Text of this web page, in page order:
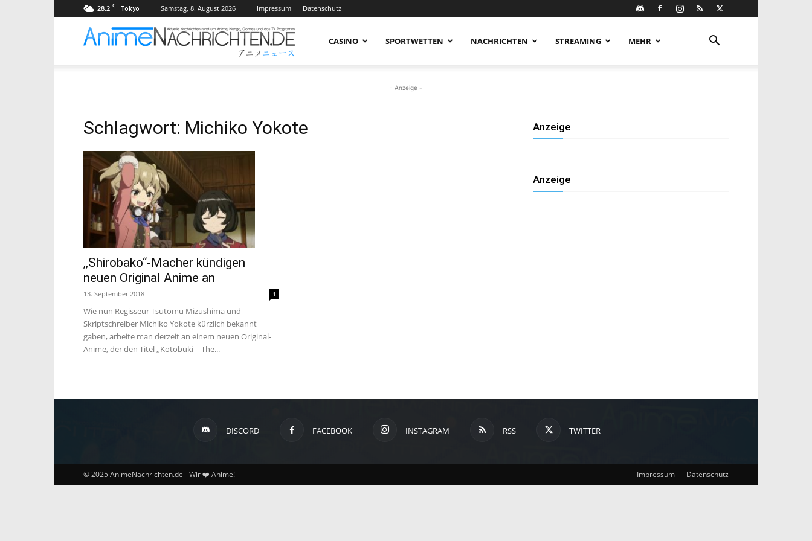
28.2 C Tokyo Samstag, 8. August 2026 Impressum Datenschutz
AnimeNachrichten
Aktuelle
CASINO SPORTWETTEN NACHRICHTEN STREAMING MEHR
- Anzeige -
Schlagwort: Michiko Yokote
,,Shirobako“-Macher kündigen
neuen Original Anime an
13. September 2018 1
Wie nun Regisseur Tsutomu Mizushima und
Skriptschreiber Michiko Yokote kürzlich bekannt
gaben, arbeite man derzeit an einem neuen Original-
Anime, der den Titel ,,Kotobuki – The...
Anzeige
Anzeige
DISCORD FACEBOOK INSTAGRAM RSS TWITTER
Impressum Datenschutz
© 2025 AnimeNachrichten.de - Wir ❤️ Anime!